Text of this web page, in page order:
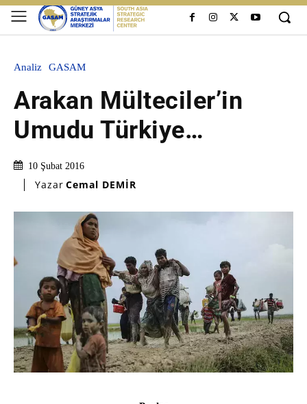
Analiz GASAM
Arakan Mülteciler’in
Umudu Türkiye…
10 Şubat 2016
Yazar Cemal DEMİR